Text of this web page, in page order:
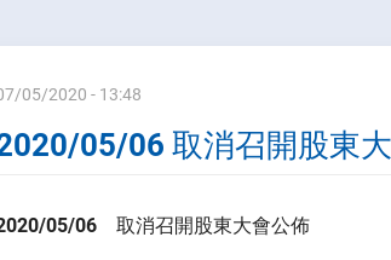
05/2020 - 13:48
05/06 取消召開股東
05/06 取消召開股東大會公佈